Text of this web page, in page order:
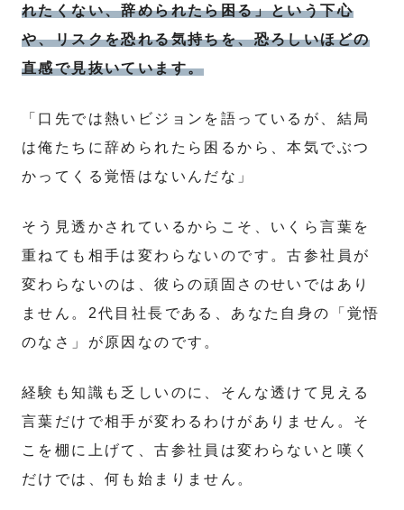
れたくない、辞められたら困る」という下心
や、リスクを恐れる気持ちを、恐ろしいほどの
直感で見抜いています。
「口先では熱いビジョンを語っているが、結局
は俺たちに辞められたら困るから、本気でぶつ
かってくる覚悟はないんだな」
そう見透かされているからこそ、いくら言葉を
重ねても相手は変わらないのです。古参社員が
変わらないのは、彼らの頑固さのせいではあり
ません。2代目社長である、あなた自身の「覚悟
のなさ」が原因なのです。
経験も知識も乏しいのに、そんな透けて見える
言葉だけで相手が変わるわけがありません。そ
こを棚に上げて、古参社員は変わらないと嘆く
だけでは、何も始まりません。